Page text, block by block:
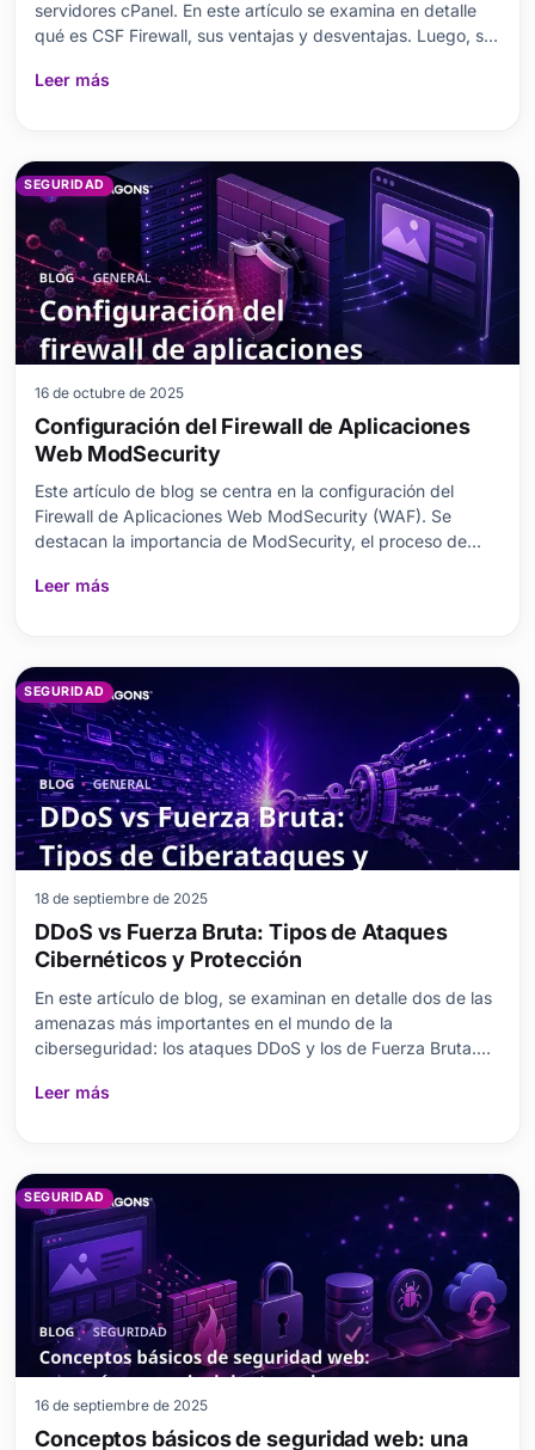
servidores cPanel. En este artículo se examina en detalle
qué es CSF Firewall, sus ventajas y desventajas. Luego, se
instalación paso a paso. Al tiempo que se destaca la
Leer más
SEGURIDAD
16 de octubre de 2025
Configuración del Firewall de Aplicaciones
Web ModSecurity
Este artículo de blog se centra en la configuración del
Firewall de Aplicaciones Web ModSecurity (WAF). Se
destacan la importancia de ModSecurity, el proceso de
necesarios y los errores comunes que se deben evitar.
Leer más
SEGURIDAD
18 de septiembre de 2025
DDoS vs Fuerza Bruta: Tipos de Ataques
Cibernéticos y Protección
En este artículo de blog, se examinan en detalle dos de las
amenazas más importantes en el mundo de la
ciberseguridad: los ataques DDoS y los de Fuerza Bruta.
Fuerza Bruta, sus efectos y métodos de protección. Se
Leer más
SEGURIDAD
16 de septiembre de 2025
Conceptos básicos de seguridad web: una